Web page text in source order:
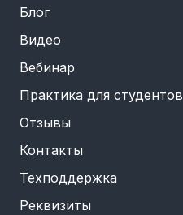
Блог
Видео
Вебинар
Практика для студентов
Отзывы
Контакты
Техподдержка
Реквизиты